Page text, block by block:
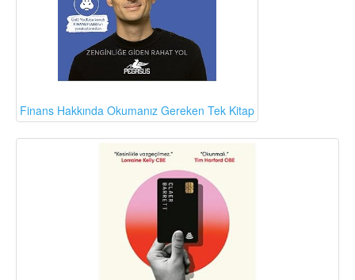
Finans Hakkında Okumanız Gereken Tek Kitap